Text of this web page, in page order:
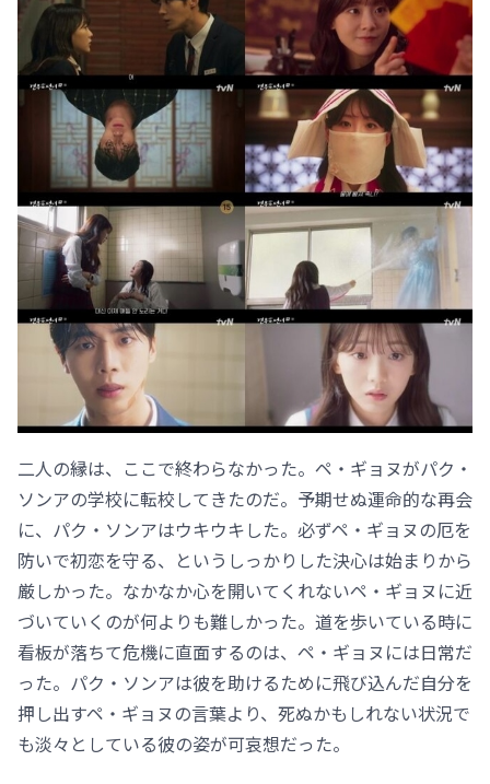
二人の縁は、ここで終わらなかった。ペ・ギョヌがパク・
ソンアの学校に転校してきたのだ。予期せぬ運命的な再会
に、パク・ソンアはウキウキした。必ずペ・ギョヌの厄を
防いで初恋を守る、というしっかりした決心は始まりから
厳しかった。なかなか心を開いてくれないペ・ギョヌに近
づいていくのが何よりも難しかった。道を歩いている時に
看板が落ちて危機に直面するのは、ペ・ギョヌには日常だ
った。パク・ソンアは彼を助けるために飛び込んだ自分を
押し出すペ・ギョヌの言葉より、死ぬかもしれない状況で
も淡々としている彼の姿が可哀想だった。